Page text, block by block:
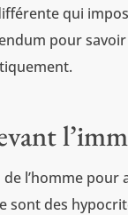
qui
pour savoir
l’homme pour
sont des